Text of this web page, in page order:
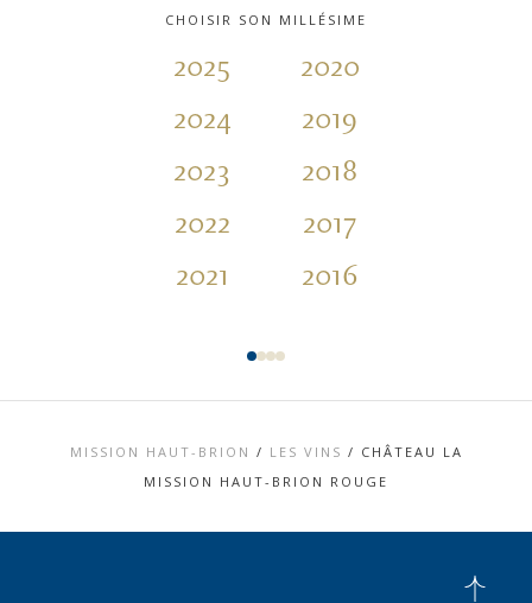
CHOISIR SON MILLÉSIME
2025
2024
2023
2022
2021
2020
2019
2018
2017
2016
MISSION HAUT-BRION / LES VINS / CHÂTEAU LA
MISSION HAUT-BRION ROUGE